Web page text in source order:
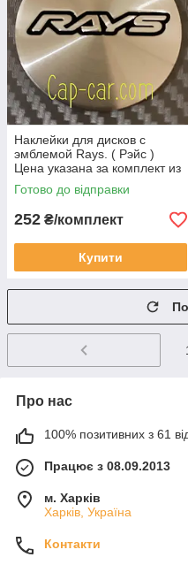
Наклейки для дисков с
эмблемой Rays. ( Рэйс )
Цена указана за комплект из
4-х штук
Готово до відправки
252 ₴/комплект
Купити
Про нас
100% позитивних з 61
Працює з 08.09.2013
м. Харків
Харків, Україна
Контакти